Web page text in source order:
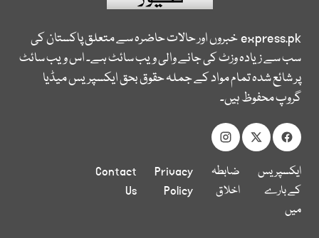
express.pkخبروں اور حالات حاضرہ سے متعلق پاکستان کی
سب سے زیادہ وزٹ کی جانے والی ویب سائٹ ہے۔ اس ویب سائٹ
پر شائع شدہ تمام مواد کے جملہ حقوق بحق ایکسپریس میڈیا
گروپ محفوظ ہیں۔
ایکسپریس
کے بارے
میں
ضابطہ
اخلاق
Privacy
Policy
Contact
Us